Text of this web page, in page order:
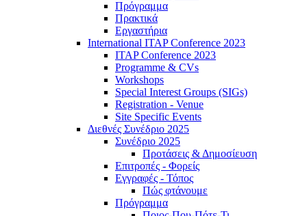
Πρόγραμμα
Πρακτικά
Εργαστήρια
International ITAP Conference 2023
ITAP Conference 2023
Programme & CVs
Workshops
Special Interest Groups (SIGs)
Registration - Venue
Site Specific Events
Διεθνές Συνέδριο 2025
Συνέδριο 2025
Προτάσεις & Δημοσίευση
Επιτροπές - Φορείς
Εγγραφές - Τόπος
Πώς φτάνουμε
Πρόγραμμα